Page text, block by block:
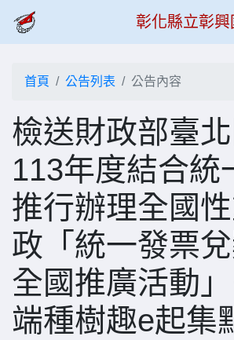
彰化縣立彰
首頁 公告列表 公告內容
檢送財政部臺
113年度結合統
推行辦理全國
政「統一發票
全國推廣活動
端種樹趣e起集